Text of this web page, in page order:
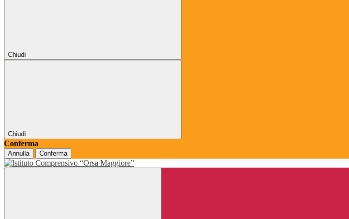
Chiudi
Chiudi
Conferma
Annulla Conferma